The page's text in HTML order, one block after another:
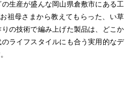
生産が盛んな岡山県倉敷市にある工
祖母さまから教えてもらった、い草
の技術で編み上げた製品は、どこか
ライフスタイルにも合う実用的なデ